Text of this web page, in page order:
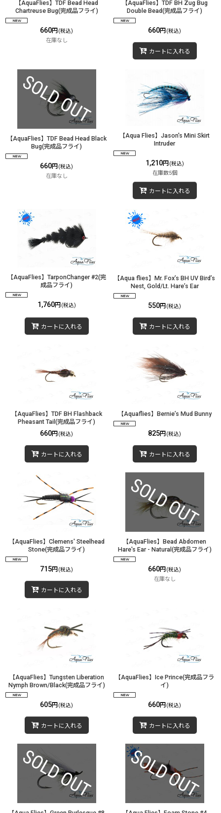
【AquaFlies】TDF Bead Head
Chartreuse Bug(完成品フライ)
660円 (税込)
在庫なし
【AquaFlies】TDF BH Zug Bug
Double Bead(完成品フライ)
660円 (税込)
カートに入れる
【AquaFlies】TDF Bead Head Black
Bug(完成品フライ)
660円 (税込)
在庫なし
【Aqua Flies】Jason's Mini Skirt
Intruder
1,210円 (税込)
在庫数5個
カートに入れる
【AquaFlies】TarponChanger #2(完
成品フライ)
1,760円 (税込)
カートに入れる
【Aqua flies】Mr. Fox’s BH UV Bird’s
Nest, Gold/Lt. Hare’s Ear
550円 (税込)
カートに入れる
【AquaFlies】TDF BH Flashback
Pheasant Tail(完成品フライ)
660円 (税込)
カートに入れる
【Aquaflies】Bernie’s Mud Bunny
825円 (税込)
カートに入れる
【AquaFlies】Clemens' Steelhead
Stone(完成品フライ)
715円 (税込)
カートに入れる
【AquaFlies】Bead Abdomen
Hare's Ear - Natural(完成品フライ)
660円 (税込)
在庫なし
【AquaFlies】Tungsten Liberation
Nymph Brown/Black(完成品フライ)
605円 (税込)
カートに入れる
【AquaFlies】Ice Prince(完成品フラ
イ)
660円 (税込)
カートに入れる